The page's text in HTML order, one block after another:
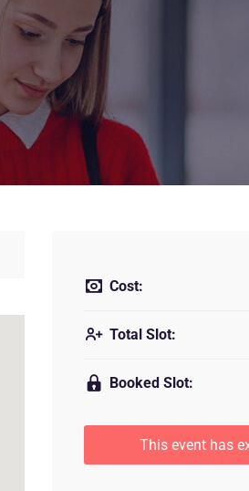
Cost:
Total Slot:
Booked Slot:
This event has